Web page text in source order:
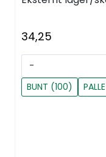
34,25
-
BUNT (100)